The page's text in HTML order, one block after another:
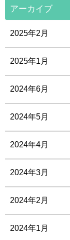
アーカイブ
2025年2月
2025年1月
2024年6月
2024年5月
2024年4月
2024年3月
2024年2月
2024年1月